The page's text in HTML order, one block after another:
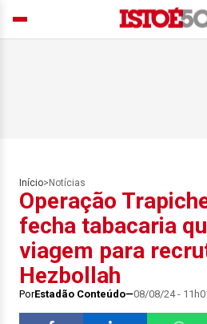
Início> Notícias
Operação
fecha tabacaria
viagem para
Hezbollah
PorEstadão Conteúdo 08/08/24 -